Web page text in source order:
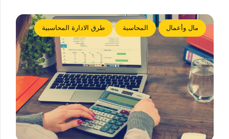
مال وأعمال المحاسبة طرق الادارة المحاسبية